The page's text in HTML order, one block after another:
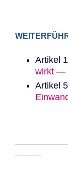
Artikel
wirkt —
Artikel
────